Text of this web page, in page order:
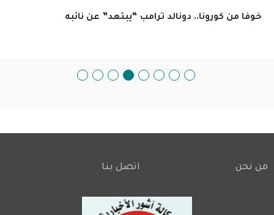
خوفا من كورونا.. دونالد ترامب “يبتعد” عن نائبه
Footer
من نحن اتصل بنا